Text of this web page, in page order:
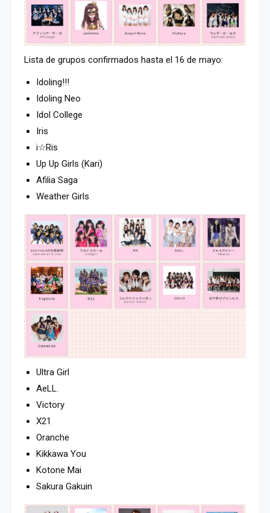
Lista de grupos confirmados hasta el 16 de mayo:
Idoling!!!
Idoling Neo
Idol College
Iris
i☆Ris
Up Up Girls (Kari)
Afilia Saga
Weather Girls
Ultra Girl
AeLL.
Victory
X21
Oranche
Kikkawa You
Kotone Mai
Sakura Gakuin